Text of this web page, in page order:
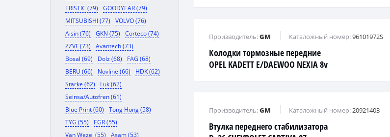
ERISTIC (79)
GOODYEAR (79)
MITSUBISHI (77)
VOLVO (76)
Aisin (76)
GKN (75)
Corteco (74)
ZZVF (73)
Avantech (73)
Bosal (69)
Dolz (68)
FAG (68)
BERU (66)
Novline (66)
HDK (62)
Starke (62)
Luk (62)
Seinsa/Autofren (61)
Blue Print (60)
Tong Hong (58)
TYG (55)
EGR (55)
Van Wezel (55)
Asam (53)
Колодки тормозные передние
OPEL KADETT E/DAEWOO NEXIA 8v
Производитель:GM Каталожный номер:96101972S
Втулка переднего стабилизатора
Производитель:GM Каталожный номер:20921403